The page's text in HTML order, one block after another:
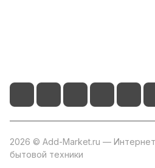
2026 © Add-Market.ru —
бытовой техники